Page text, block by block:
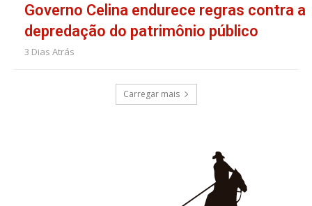
Governo Celina endurece regras contra a
depredação do patrimônio público
3 Dias Atrás
Carregar mais